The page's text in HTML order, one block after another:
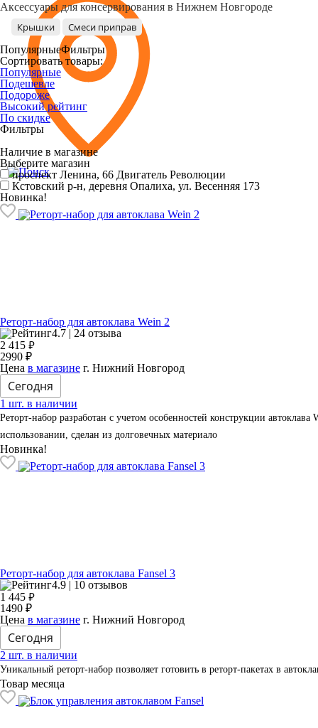
Аксессуары для консервирования в Нижнем Новгороде
Крышки Смеси приправ
ПопулярныеФильтры
Сортировать товары:
Популярные
Подешевле
Подороже
Высокий рейтинг
По скидке
Фильтры
Наличие в магазине
Выберите магазин
проспект Ленина, 66 Двигатель Революции
Кстовский р-н, деревня Опалиха, ул. Весенняя 173
Новинка!
Реторт-набор для автоклава Wein 2
4.7 | 24 отзыва
2 415 ₽
2990 ₽
Цена в магазине г. Нижний Новгород
Сегодня
1 шт. в наличии
Реторт-набор разработан с учетом особенностей конструкции
использовании, сделан из долговечных материало
Новинка!
Реторт-набор для автоклава Fansel 3
4.9 | 10 отзывов
1 445 ₽
1490 ₽
Цена в магазине г. Нижний Новгород
Сегодня
2 шт. в наличии
Уникальный реторт-набор позволяет готовить в реторт-пакетах в
Товар месяца